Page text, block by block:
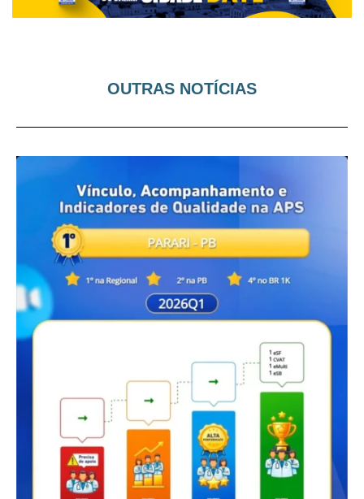
OUTRAS NOTÍCIAS